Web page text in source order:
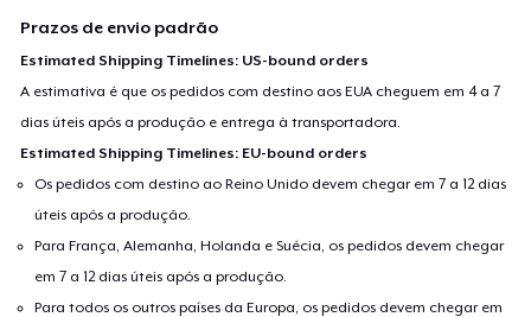
Prazos de envio padrão
Estimated Shipping Timelines: US-bound orders
A estimativa é que os pedidos com destino aos EUA cheguem em 4 a 7
dias úteis após a produção e entrega à transportadora.
Estimated Shipping Timelines: EU-bound orders
Os pedidos com destino ao Reino Unido devem chegar em 7 a 12 dias
úteis após a produção.
Para França, Alemanha, Holanda e Suécia, os pedidos devem chegar
em 7 a 12 dias úteis após a produção.
Para todos os outros países da Europa, os pedidos devem chegar em